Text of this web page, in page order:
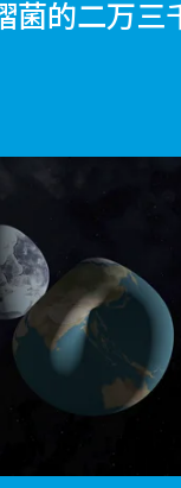
菌的二万三